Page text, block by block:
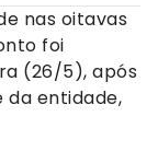
nas oitavas
foi
(26/5), após
da entidade,